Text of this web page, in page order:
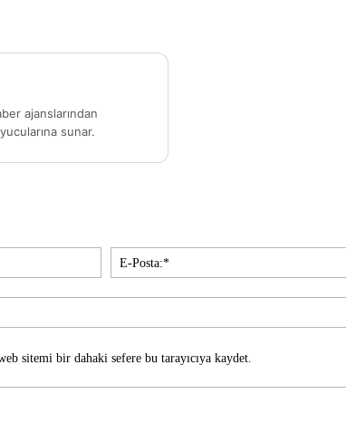
ajanslarından
sunar.
İsim:*
sitemi bir dahaki sefere bu tarayıcıya kaydet.